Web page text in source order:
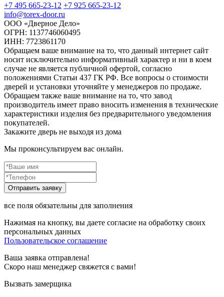
+7 495 665-23-12 +7 925 665-23-12
info@torex-door.ru
ООО «Дверное Дело»
ОГРН: 1137746060495
ИНН: 7723861170
Обращаем ваше внимание на то, что данный интернет сайт
носит исключительно информативный характер и ни в коем
случае не является публичной офертой, согласно
положениями Статьи 437 ГК РФ. Все вопросы о стоимости
дверей и установки уточняйте у менеджеров по продаже.
Обращаем также ваше внимание на то, что завод
производитель имеет право вносить изменения в технические
характеристики изделия без предварительного уведомления
покупателей.
Закажите дверь не выходя из дома
Мы проконсультируем вас онлайн.
все поля обязательны для заполнения
Нажимая на кнопку, вы даете согласие на обработку своих
персональных данных
Пользовательское соглашение
Ваша заявка отправлена!
Скоро наш менеджер свяжется с вами!
Вызвать замерщика